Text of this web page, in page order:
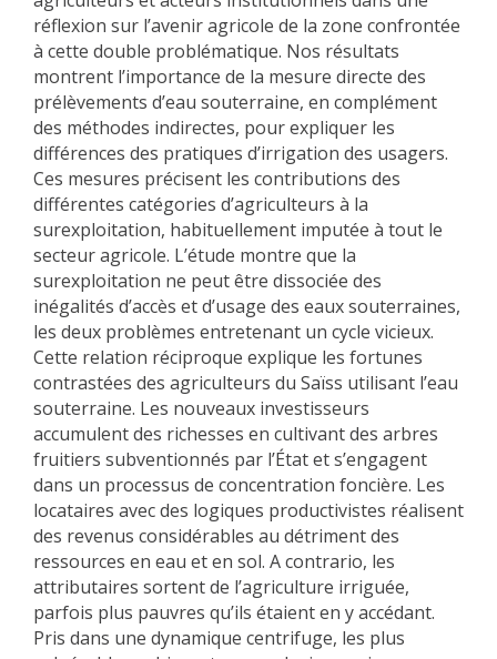
réflexion sur l’avenir agricole de la zone confrontée
à cette double problématique. Nos résultats
montrent l’importance de la mesure directe des
prélèvements d’eau souterraine, en complément
des méthodes indirectes, pour expliquer les
différences des pratiques d’irrigation des usagers.
Ces mesures précisent les contributions des
différentes catégories d’agriculteurs à la
surexploitation, habituellement imputée à tout le
secteur agricole. L’étude montre que la
surexploitation ne peut être dissociée des
inégalités d’accès et d’usage des eaux souterraines,
les deux problèmes entretenant un cycle vicieux.
Cette relation réciproque explique les fortunes
contrastées des agriculteurs du Saïss utilisant l’eau
souterraine. Les nouveaux investisseurs
accumulent des richesses en cultivant des arbres
fruitiers subventionnés par l’État et s’engagent
dans un processus de concentration foncière. Les
locataires avec des logiques productivistes réalisent
des revenus considérables au détriment des
ressources en eau et en sol. A contrario, les
attributaires sortent de l’agriculture irriguée,
parfois plus pauvres qu’ils étaient en y accédant.
Pris dans une dynamique centrifuge, les plus